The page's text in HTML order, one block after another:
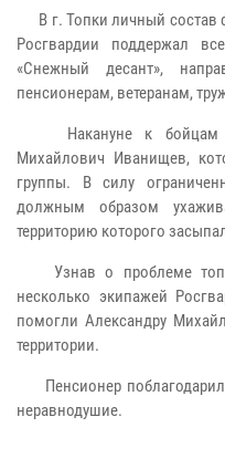
В г. Топки личный состав
Росгвардии поддержал
«Снежный десант»,
пенсионерам, ветеранам,
Накануне к бойцам
Михайлович Иванищев,
группы. В силу
должным образом
территорию которого
Узнав о проблеме
несколько экипажей
помогли Александру
территории.
Пенсионер поблагодарил
неравнодушие.